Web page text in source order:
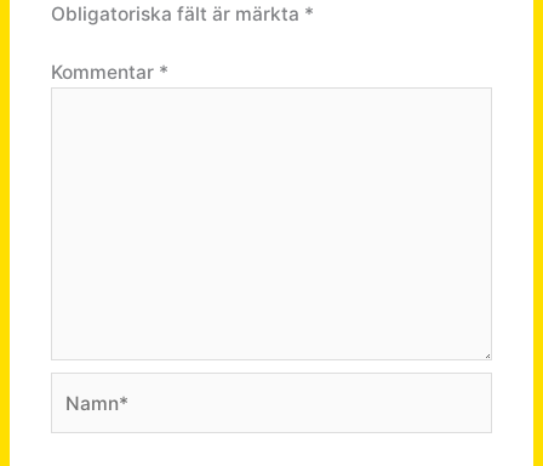
Obligatoriska fält är märkta *
Kommentar *